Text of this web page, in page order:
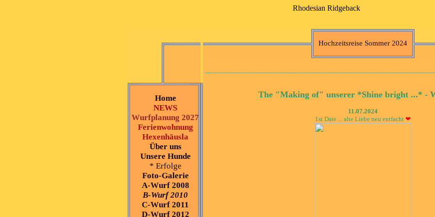
Rhodesian Ridgeback
Hochzeitsreise Sommer 2024
Home
NEWS
Wurfplanung 2027
Ferienwohnung
Hexenhäusla
Über uns
Unsere Hunde
* Erfolge
Foto-Galerie
A-Wurf 2008
B-Wurf 2010
C-Wurf 2011
D-Wurf 2012
The "Making of" unserer *Shine bright ...* -
11.07.2024
1st Date ... alte Liebe neu entfacht ❤